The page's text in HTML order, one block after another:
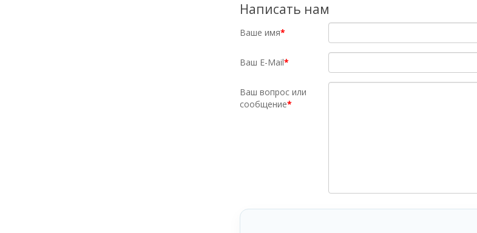
Написать нам
Ваше имя
Ваш E-Mail
Ваш вопрос или
сообщение